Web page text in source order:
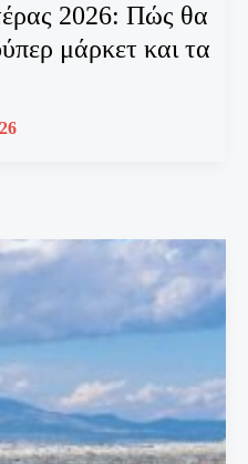
2026: Πώς θα
μάρκετ και τα